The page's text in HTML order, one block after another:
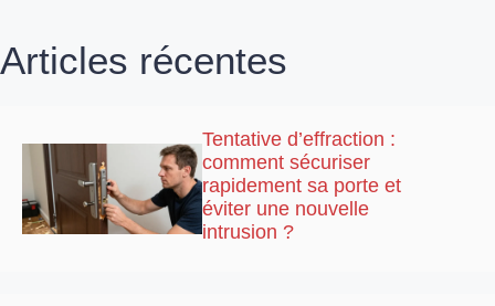
Articles récentes
Tentative d’effraction :
comment sécuriser
rapidement sa porte et
éviter une nouvelle
intrusion ?